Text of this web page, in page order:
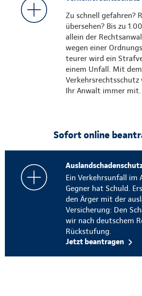
Zu schnell gefahren?
übersehen? Bis zu
allein der
wegen einer
teurer wird ein
einem Unfall. Mit dem
Ihr Anwalt immer mit.
Sofort online
Ein Verkehrsunfall im
Gegner hat Schuld.
den Ärger mit der
Versicherung: Den
wir nach deutschem
Rückstufung.
Jetzt beantragen